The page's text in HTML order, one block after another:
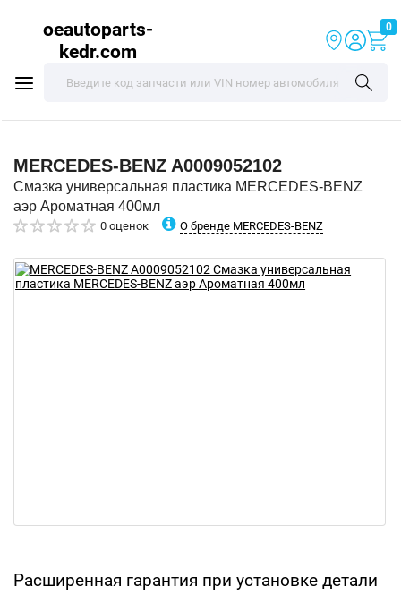
oeautoparts-
kedr.com
0
MERCEDES-BENZ A0009052102
Смазка универсальная пластика MERCEDES-BENZ
аэр Ароматная 400мл
0 оценок О бренде MERCEDES-BENZ
Расширенная гарантия при установке детали